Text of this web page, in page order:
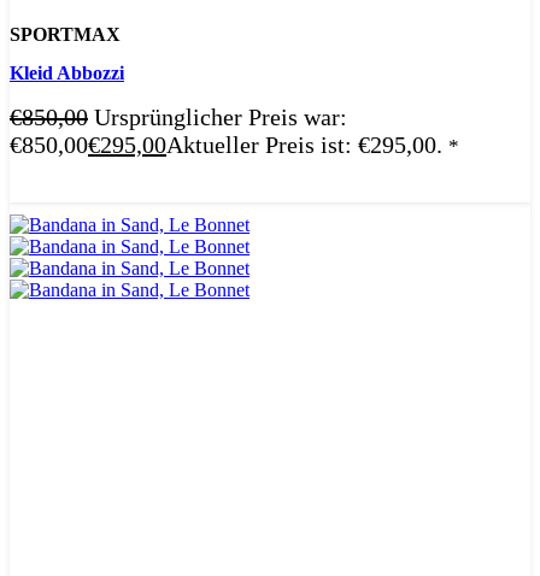
SPORTMAX
Kleid Abbozzi
€850,00 Ursprünglicher Preis war:
€850,00€295,00Aktueller Preis ist: €295,00. *